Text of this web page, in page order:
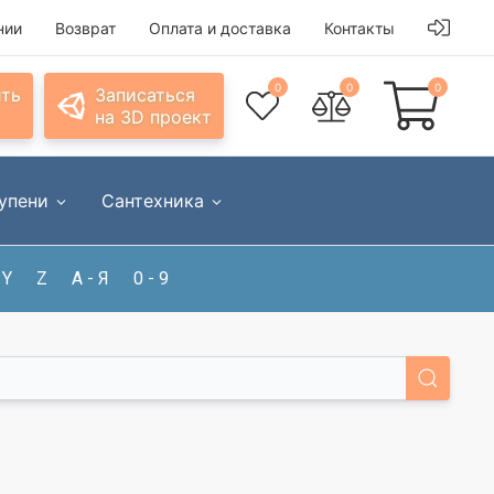
Возврат Оплата и доставка Контакты
Записаться
на 3D проект
0 0 0
Сантехника
Y Z А - Я 0 - 9